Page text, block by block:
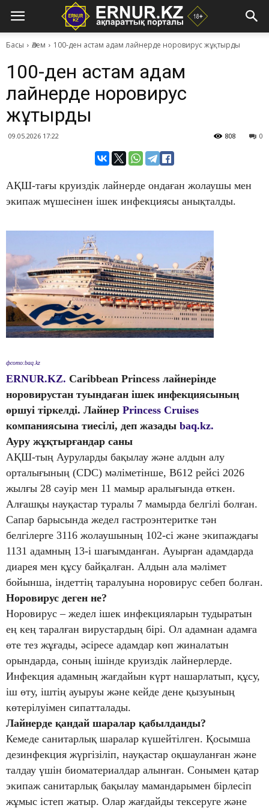
Басы Әлем 100-ден астам адам лайнерде норовирус жұқтырды
100-ден астам адам
лайнерде норовирус
жұқтырды
09.05.2026 17:22 0
808
АҚШ-тағы круиздік лайнерде ондаған жолаушы мен
экипаж мүшесінен ішек инфекциясы анықталды.
фсото:baq.kz
ERNUR.KZ. Caribbean Princess лайнерінде
норовирустан туындаған ішек инфекциясының
өршуі тіркелді. Лайнер Princess Cruises
компаниясына тиесілі, деп жазады baq.kz.
Ауру жұқтырғандар саны
АҚШ-тың Ауруларды бақылау және алдын алу
орталығының (CDC) мәліметінше, B612 рейсі 2026
жылғы 28 сәуір мен 11 мамыр аралығында өткен.
Алғашқы науқастар туралы 7 мамырда белгілі болған.
Сапар барысында жедел гастроэнтеритке тән
белгілерге 3116 жолаушының 102-сі және экипаждағы
1131 адамның 13-і шағымданған. Ауырған адамдарда
диарея мен құсу байқалған. Алдын ала мәлімет
бойынша, індеттің таралуына норовирус себеп болған.
Норовирус деген не?
Норовирус – жедел ішек инфекцияларын тудыратын
ең кең таралған вирустардың бірі. Ол адамнан адамға
өте тез жұғады, әсіресе адамдар көп жиналатын
орындарда, соның ішінде круиздік лайнерлерде.
Инфекция адамның жағдайын күрт нашарлатып, құсу,
іш өту, іштің ауыруы және кейде дене қызуының
көтерілуімен сипатталады.
Лайнерде қандай шаралар қабылданды?
Кемеде санитарлық шаралар күшейтілген. Қосымша
дезинфекция жүргізіліп, науқастар оқшауланған және
талдау үшін биоматериалдар алынған. Сонымен қатар
экипаж санитарлық бақылау мамандарымен бірлесіп
жұмыс істеп жатыр. Олар жағдайды тексеруге және